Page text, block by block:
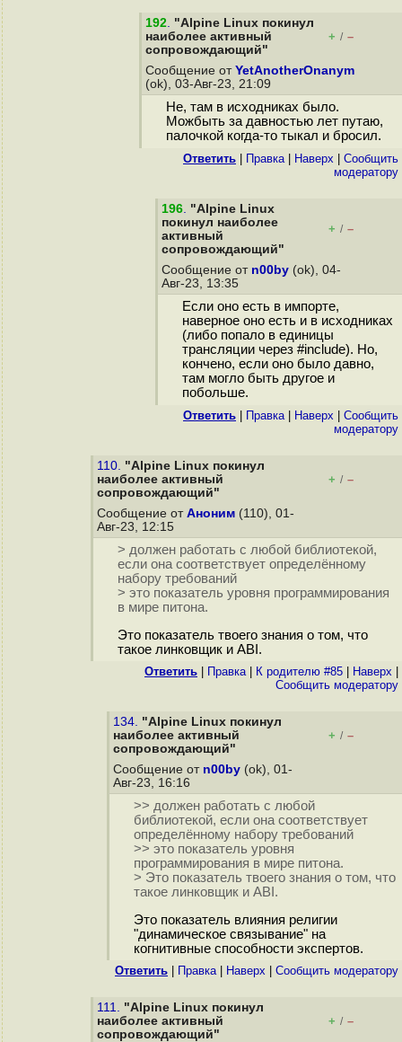
192. "Alpine Linux покинул
наиболее активный
сопровождающий"
+ / –
Сообщение от YetAnotherOnanym
(ok), 03-Авг-23, 21:09
Не, там в исходниках было.
Можбыть за давностью лет путаю,
палочкой когда-то тыкал и бросил.
Ответить Правка| Наверх
Cообщить
модератору
196. "Alpine Linux
покинул наиболее
активный
сопровождающий"
+ / –
Сообщение от n00by (ok), 04-
Авг-23, 13:35
Если оно есть в импорте,
наверное оно есть и в исходниках
(либо попало в единицы
трансляции через #include). Но,
кончено, если оно было давно,
там могло быть другое и
побольше.
Ответить Правка| Наверх
Cообщить
модератору
110. "Alpine Linux покинул
наиболее активный
сопровождающий"
+ / –
Сообщение от Аноним (110), 01-
Авг-23, 12:15
> должен работать с любой библиотекой,
если она соответствует определённому
набору требований
> это показатель уровня программирования
в мире питона.
Это показатель твоего знания о том, что
такое линковщик и ABI.
Ответить Правка| К родителю #85 Наверх
Cообщить модератору
134. "Alpine Linux покинул
наиболее активный
сопровождающий"
+ / –
Сообщение от n00by (ok), 01-
Авг-23, 16:16
>> должен работать с любой
библиотекой, если она соответствует
определённому набору требований
>> это показатель уровня
программирования в мире питона.
> Это показатель твоего знания о том, что
такое линковщик и ABI.
Это показатель влияния религии
"динамическое связывание" на
когнитивные способности экспертов.
Ответить Правка| Наверх Cообщить модератору
111. "Alpine Linux покинул
наиболее активный
сопровождающий"
+ / –